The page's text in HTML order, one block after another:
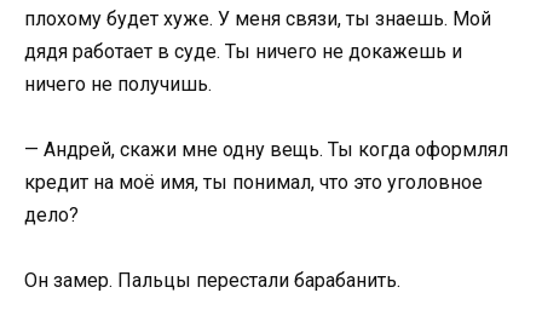
плохому будет хуже. У меня связи, ты знаешь. Мой
дядя работает в суде. Ты ничего не докажешь и
ничего не получишь.
— Андрей, скажи мне одну вещь. Ты когда оформлял
кредит на моё имя, ты понимал, что это уголовное
дело?
Он замер. Пальцы перестали барабанить.